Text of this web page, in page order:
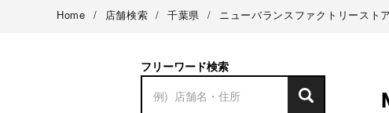
Home / 店舗検索 / 千葉県 / ニューバランスファクトリースト
フリーワード検索